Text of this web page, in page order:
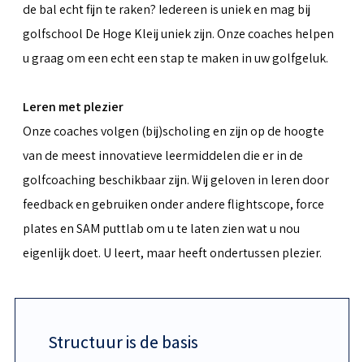
de bal echt fijn te raken? Iedereen is uniek en mag bij
golfschool De Hoge Kleij uniek zijn. Onze coaches helpen
u graag om een echt een stap te maken in uw golfgeluk.
Leren met plezier
Onze coaches volgen (bij)scholing en zijn op de hoogte
van de meest innovatieve leermiddelen die er in de
golfcoaching beschikbaar zijn. Wij geloven in leren door
feedback en gebruiken onder andere flightscope, force
plates en SAM puttlab om u te laten zien wat u nou
eigenlijk doet. U leert, maar heeft ondertussen plezier.
Structuur is de basis